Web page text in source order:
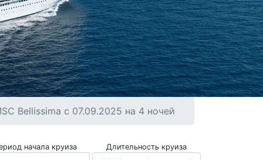
Bellissima с 07.09.2025 на 4 ночей
начала круиза Длительность круиза